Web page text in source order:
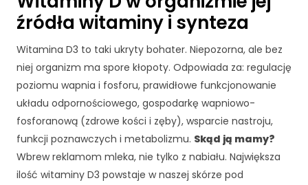
źródła witaminy i synteza
Witamina D3 to taki ukryty bohater. Niepozorna, ale bez
niej organizm ma spore kłopoty. Odpowiada za: regulację
poziomu wapnia i fosforu, prawidłowe funkcjonowanie
układu odpornościowego, gospodarkę wapniowo-
fosforanową (zdrowe kości i zęby), wsparcie nastroju,
funkcji poznawczych i metabolizmu. Skąd ją mamy?
Wbrew reklamom mleka, nie tylko z nabiału. Największa
ilość witaminy D3 powstaje w naszej skórze pod